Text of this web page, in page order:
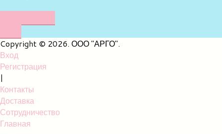
Copyright © 2026. ООО "АРГО".
Вход
Регистрация
|
Контакты
Доставка
Сотрудничество
Главная